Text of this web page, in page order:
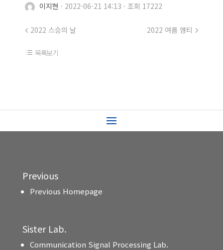
이지현 · 2022-06-21 14:13 · 조회 17222
2022 스승의 날 2022 여름 엠티
목록보기
Previous
Previous Homepage
Sister Lab.
Communication Signal Processing Lab.